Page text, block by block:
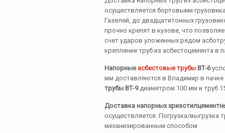
осуществляется бортовыми
Газелей, до двадцатитонных
прочно крепят в кузове, что
счет ударов уложенных рядом
крепление труб из асбестоцемента в
Напорные асбестовые трубыВТ-6
мм доставляются в Владимир в
трубы ВТ-9диаметром 100 мм и труб
Доставка напорных
осуществляется. Погрузка/выгрузка
механизированным способом